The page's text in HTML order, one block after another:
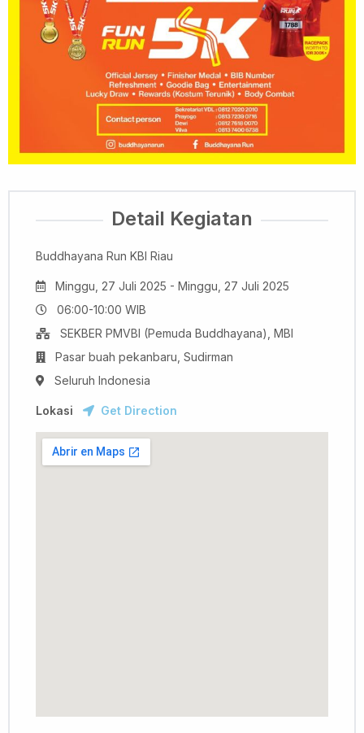
Detail Kegiatan
Buddhayana Run KBI Riau
Minggu, 27 Juli 2025 - Minggu, 27 Juli 2025
06:00-10:00 WIB
SEKBER PMVBI (Pemuda Buddhayana), MBI
Pasar buah pekanbaru, Sudirman
Seluruh Indonesia
Lokasi Get Direction